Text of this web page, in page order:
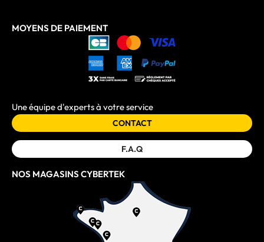
MOYENS DE PAIEMENT
Une équipe d'experts à votre service
CONTACT
F.A.Q
NOS MAGASINS CYBERTEK